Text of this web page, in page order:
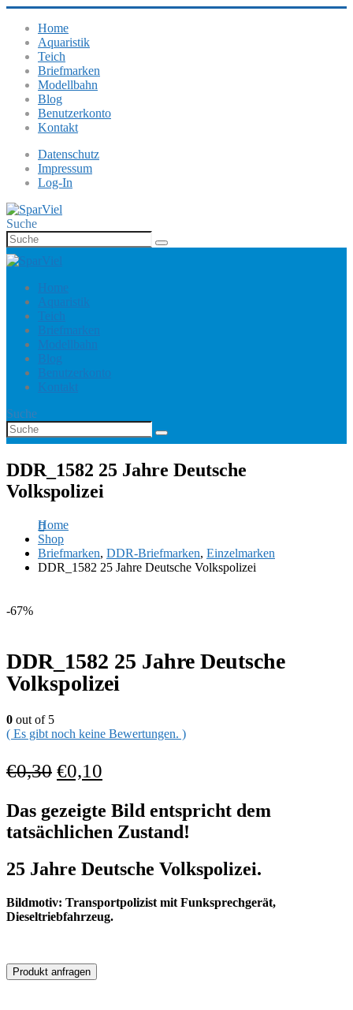
Home
Aquaristik
Teich
Briefmarken
Modellbahn
Blog
Benutzerkonto
Kontakt
Datenschutz
Impressum
Log-In
Suche
Home
Aquaristik
Teich
Briefmarken
Modellbahn
Blog
Benutzerkonto
Kontakt
Suche
DDR_1582 25 Jahre Deutsche
Volkspolizei
Home
Shop
Briefmarken, DDR-Briefmarken, Einzelmarken
DDR_1582 25 Jahre Deutsche Volkspolizei
-67%
DDR_1582 25 Jahre Deutsche
Volkspolizei
0 out of 5
( Es gibt noch keine Bewertungen. )
€0,30 €0,10
Das gezeigte Bild entspricht dem
tatsächlichen Zustand!
25 Jahre Deutsche Volkspolizei.
Bildmotiv: Transportpolizist mit Funksprechgerät,
Dieseltriebfahrzeug.
Produkt anfragen